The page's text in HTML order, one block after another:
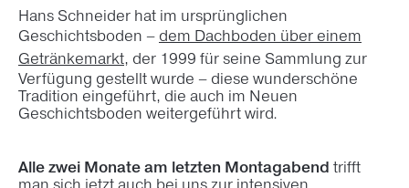
Hans Schneider hat im ursprünglichen
Geschichtsboden –dem Dachboden über einem
Getränkemarkt, der 1999 für seine Sammlung zur
Verfügung gestellt wurde – diese wunderschöne
Tradition eingeführt, die auch im Neuen
Geschichtsboden weitergeführt wird.
Alle zwei Monate am letzten Montagabend trifft